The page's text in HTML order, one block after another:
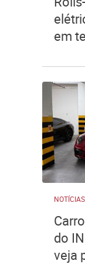
em
NOTÍCIAS
do
veja